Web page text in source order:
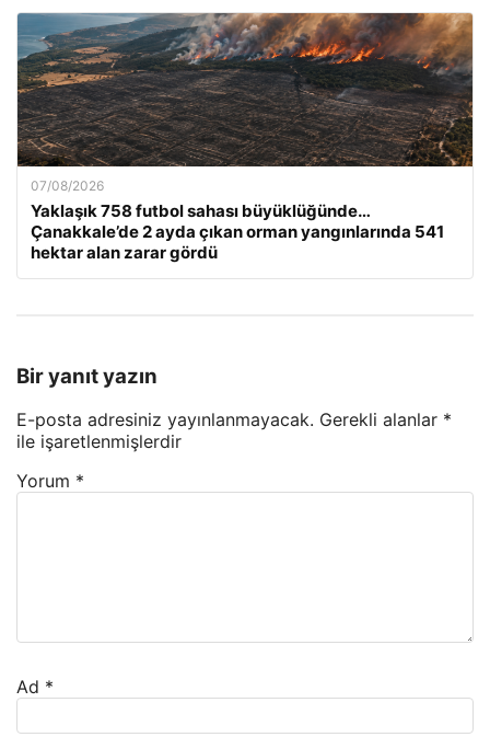
07/08/2026
Yaklaşık 758 futbol sahası büyüklüğünde…
Çanakkale’de 2 ayda çıkan orman yangınlarında 541
hektar alan zarar gördü
Bir yanıt yazın
E-posta adresiniz yayınlanmayacak. Gerekli alanlar *
ile işaretlenmişlerdir
Yorum *
Ad *